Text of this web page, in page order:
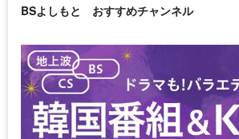
BSよしもと おすすめチャンネル